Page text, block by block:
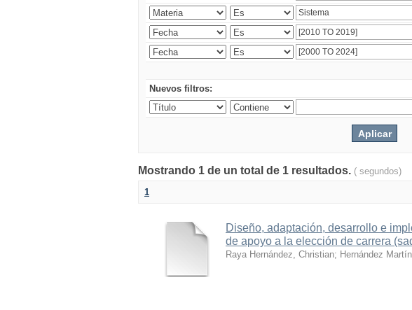
Nuevos filtros:
Mostrando 1 de un total de 1 resultados. ( segundos)
1
Diseño, adaptación, desarrollo e
de apoyo a la elección de carrera
Raya Hernández, Christian; Hernández